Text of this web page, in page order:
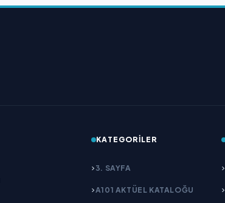
KATEGORILER
3. SAYFA
A101 AKTÜEL KATALOĞU